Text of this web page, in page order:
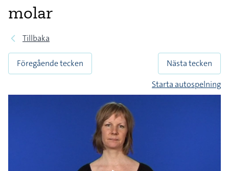
molar
Tillbaka
Föregående tecken
Nästa tecken
Starta autospelning